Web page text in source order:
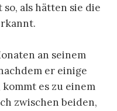
als hätten sie die
an seinem
er einige
es zu einem
zwischen beiden,